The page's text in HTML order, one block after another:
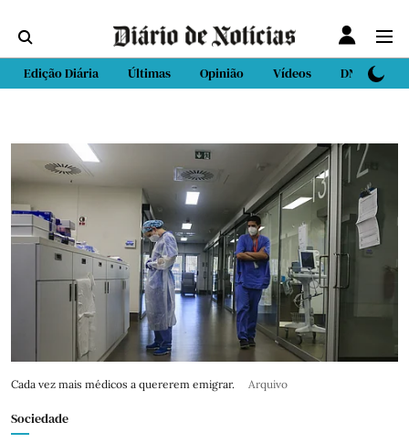
Edição Diária Últimas Opinião Vídeos DN Sport
Cada vez mais médicos a quererem emigrar. Arquivo
Sociedade